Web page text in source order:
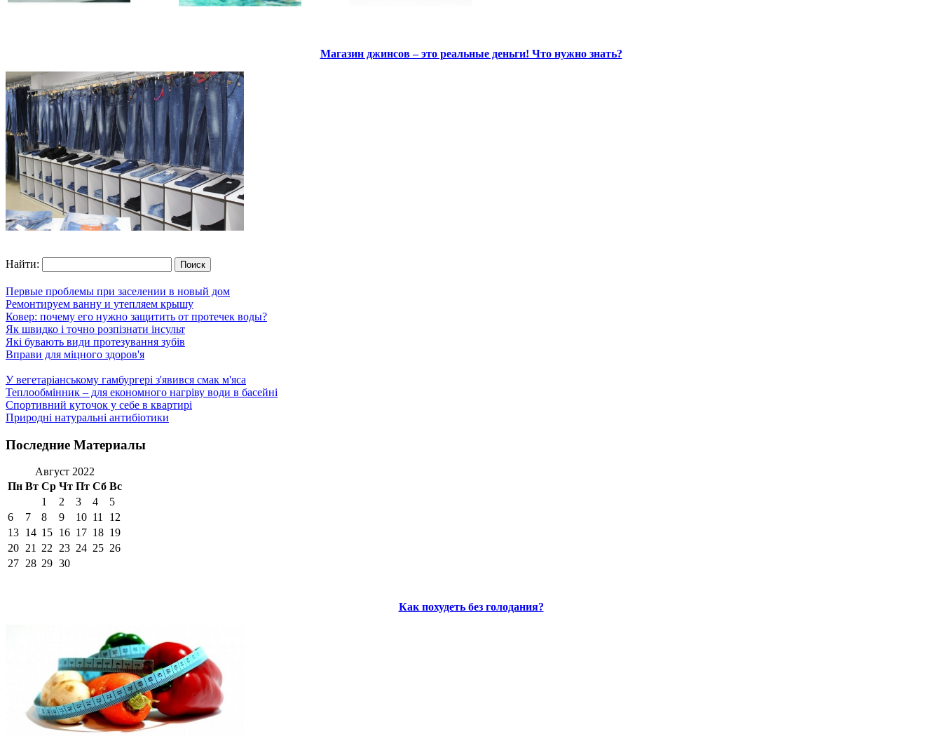
Магазин джинсов – это реальные деньги! Что нужно знать?
Найти:
Первые проблемы при заселении в новый дом
Ремонтируем ванну и утепляем крышу
Ковер: почему его нужно защитить от протечек воды?
Як швидко і точно розпізнати інсульт
Які бувають види протезування зубів
Вправи для міцного здоров'я
У вегетаріанському гамбургері з'явився смак м'яса
Теплообмінник – для економного нагріву води в басейні
Спортивний куточок у себе в квартирі
Природні натуральні антибіотики
Последние Материалы
Август 2022
Пн Вт Ср Чт Пт Сб Вс
1
2 3 4
5
6
7 8 9 10 11
12
13 14 15 16 17 18 19
20 21 22 23 24 25 26
27 28 29 30
Как похудеть без голодания?